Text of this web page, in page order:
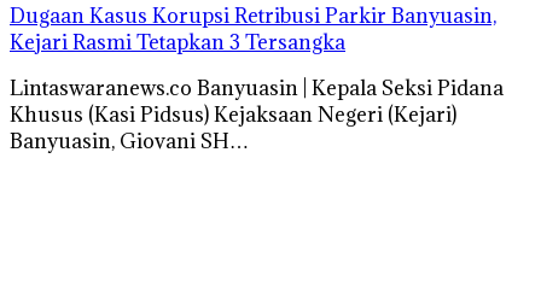
Dugaan Kasus Korupsi Retribusi Parkir Banyuasin,
Kejari Rasmi Tetapkan 3 Tersangka
Lintaswaranews.co Banyuasin | Kepala Seksi Pidana
Khusus (Kasi Pidsus) Kejaksaan Negeri (Kejari)
Banyuasin, Giovani SH…